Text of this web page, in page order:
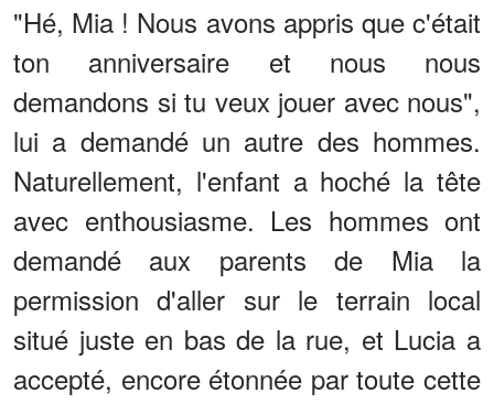
"Hé, Mia ! Nous avons appris que c'était
ton anniversaire et nous nous
demandons si tu veux jouer avec nous",
lui a demandé un autre des hommes.
Naturellement, l'enfant a hoché la tête
avec enthousiasme. Les hommes ont
demandé aux parents de Mia la
permission d'aller sur le terrain local
situé juste en bas de la rue, et Lucia a
accepté, encore étonnée par toute cette